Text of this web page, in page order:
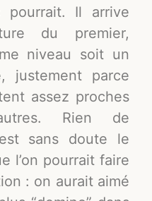
pourrait. Il arrive
du premier,
niveau soit un
justement parce
assez proches
Rien de
sans doute le
l’on pourrait faire
: on aurait aimé